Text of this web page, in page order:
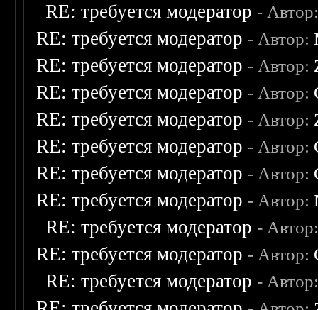
RE: требуется модератор -
RE: требуется модератор - Автор:
RE: требуется модератор - Автор:
RE: требуется модератор - Автор:
RE: требуется модератор - Автор:
RE: требуется модератор - Автор:
RE: требуется модератор - Автор:
RE: требуется модератор - Автор:
RE: требуется модератор -
RE: требуется модератор - Автор:
RE: требуется модератор -